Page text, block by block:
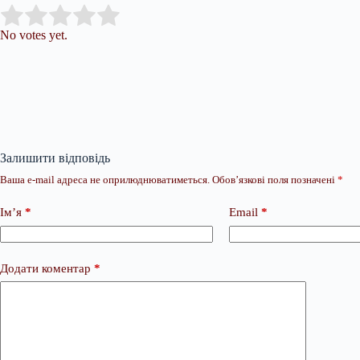
Rate this item:
No votes yet.
Залишити відповідь
Ваша e-mail адреса не оприлюднюватиметься. Обов’язкові поля позначені *
Ім’я * Email *
Додати коментар *